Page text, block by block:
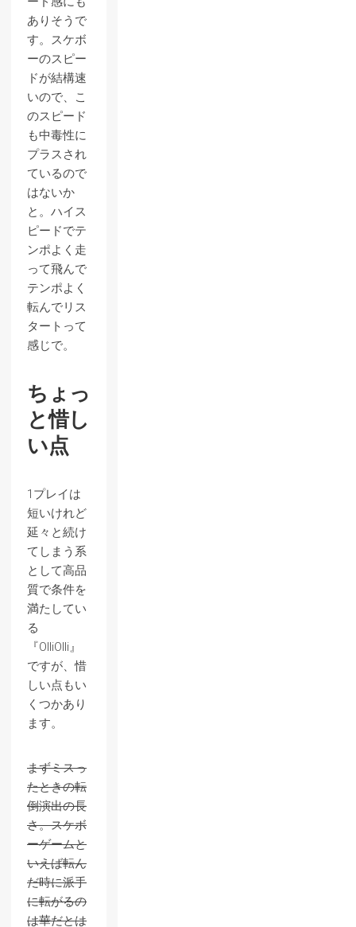
ありそうで
す。スケボ
ーのスピー
ドが結構速
いので、こ
のスピード
も中毒性に
プラスされ
ているので
はないか
と。ハイス
ピードでテ
ンポよく走
って飛んで
テンポよく
転んでリス
タートって
感じで。
ちょっ
と惜し
い点
1プレイは
短いけれど
延々と続け
てしまう系
として高品
質で条件を
満たしてい
る
『OlliOlli』
ですが、惜
しい点もい
くつかあり
ます。
まずミスっ
たときの転
倒演出の長
さ。スケボ
ーゲームと
いえば転ん
だ時に派手
に転がるの
は華だとは